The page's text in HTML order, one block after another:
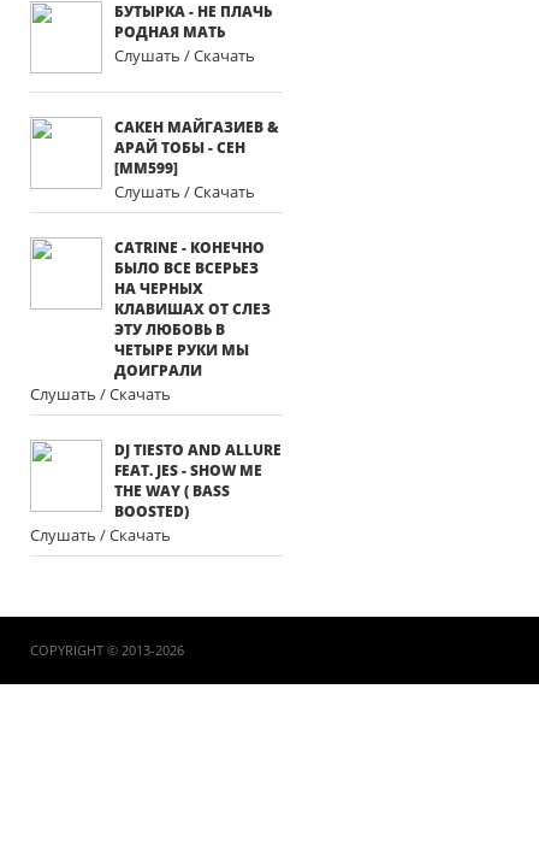
БУТЫРКА - НЕ ПЛАЧЬ
РОДНАЯ МАТЬ
Слушать / Скачать
САКЕН МАЙГАЗИЕВ &
АРАЙ ТОБЫ - СЕН
[MM599]
Слушать / Скачать
CATRINE - КОНЕЧНО
БЫЛО ВСЕ ВСЕРЬЕЗ
НА ЧЕРНЫХ
КЛАВИШАХ ОТ СЛЕЗ
ЭТУ ЛЮБОВЬ В
ЧЕТЫРЕ РУКИ МЫ
ДОИГРАЛИ
Слушать / Скачать
DJ TIESTO AND ALLURE
FEAT. JES - SHOW ME
THE WAY ( BASS
BOOSTED)
Слушать / Скачать
COPYRIGHT © 2013-2026